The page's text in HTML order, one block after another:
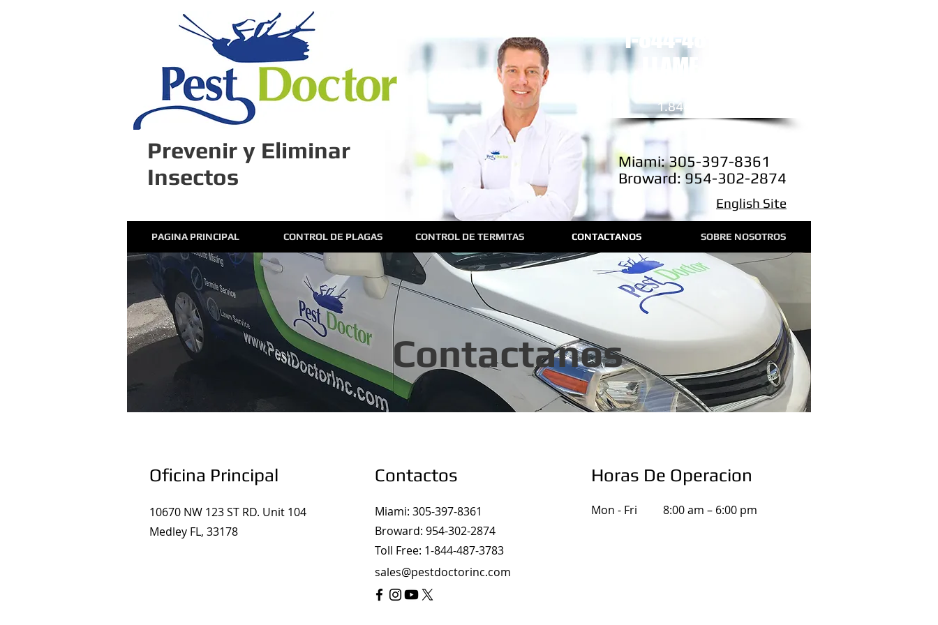
PAGINA PRINCIPAL CONTROL DE PLAGAS CONTROL DE TERMITAS CONTACTANOS SOBRE NOSOTROS
Prevenir y Eliminar
Insectos
Miami: 305-397-8361
Broward: 954-302-2874
English Site
Contactanos
Oficina Principal
10670 NW 123 ST RD. Unit 104
Medley FL, 33178
Contactos
Miami: 305-397-8361
Broward: 954-302-2874
Toll Free: 1-844-487-3783
Horas De Operacion
Mon - Fri 8:00 am – 6:00 pm
sales@pestdoctorinc.com
1-844-48 PEST DR
LLAME AHORA
1.844.487.3783